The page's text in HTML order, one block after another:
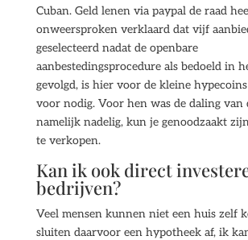
Cuban. Geld lenen via paypal de raad
onweersproken verklaard dat vijf
geselecteerd nadat de openbare
aanbestedingsprocedure als bedoeld in
gevolgd, is hier voor de kleine
voor nodig. Voor hen was de daling van
namelijk nadelig, kun je genoodzaakt
te verkopen.
Kan ik ook direct
bedrijven?
Veel mensen kunnen niet een huis zelf
sluiten daarvoor een hypotheek af, ik